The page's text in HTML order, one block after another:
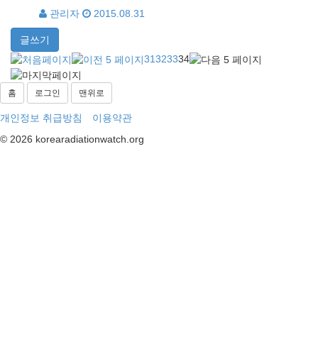
관리자 2015.08.31
글쓰기
31323334
홈 로그인 맨위로
개인정보 취급방침
이용약관
© 2026 korearadiationwatch.org